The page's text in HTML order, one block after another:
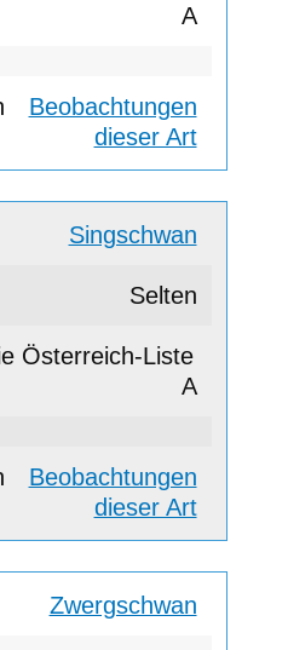
A
Beobachtungen
dieser Art
Singschwan
Selten
A
Beobachtungen
dieser Art
Zwergschwan